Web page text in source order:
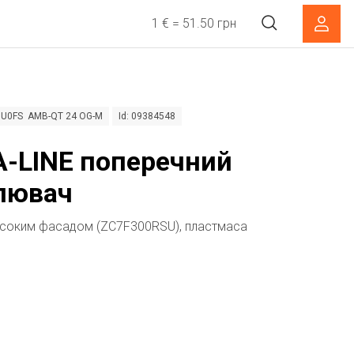
1 € = 51.50 грн
AMB-QT 24 OG-M Id: 09384548
LINE поперечний
фасадом (ZC7F300RSU), пластмаса